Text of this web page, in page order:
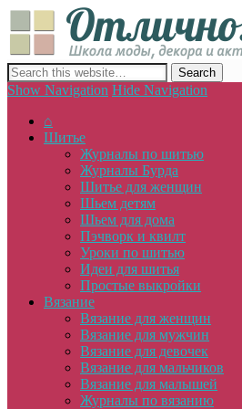
сайт о декоре, дизайне и моде,
Show Navigation Hide Navigation
⌂
Шитье
Журналы по шитью
Журналы Бурда
Шитье для женщин
Шьем детям
Шьем для дома
Пэчворк и квилт
Уроки по шитью
Идеи для шитья
Простые выкройки
Вязание
Вязание для женщин
Вязание для мужчин
Вязание для девочек
Вязание для мальчиков
Вязание для малышей
Журналы по вязанию